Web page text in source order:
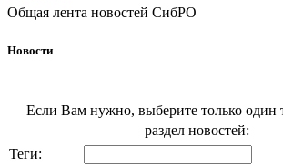
Общая лента новостей СибРО
Новости
Если Вам нужно, выберите только один
раздел новостей:
Теги: